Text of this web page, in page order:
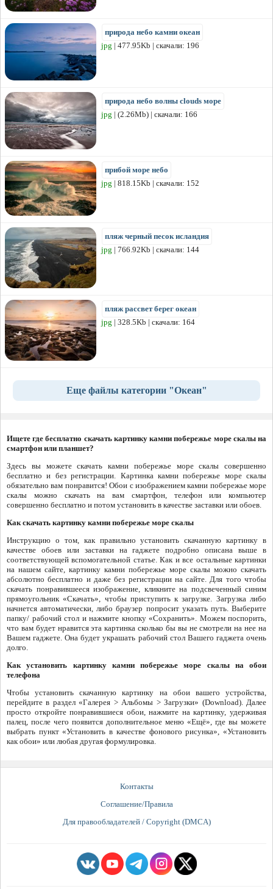
природа небо камни океан
jpg | 477.95Kb | скачали: 196
природа небо волны clouds море
jpg | (2.26Mb) | скачали: 166
прибой море небо
jpg | 818.15Kb | скачали: 152
пляж черный песок исландия
jpg | 766.92Kb | скачали: 144
пляж рассвет берег океан
jpg | 328.5Kb | скачали: 164
Еще файлы категории "Океан"
Ищете где бесплатно скачать картинку камни побережье море скалы на
смартфон или планшет?
Здесь вы можете скачать камни побережье море скалы совершенно
бесплатно и без регистрации. Картинка камни побережье море скалы
обязательно вам понравится! Обои с изображением камни побережье море
скалы можно скачать на вам смартфон, телефон или компьютер
совершенно бесплатно и потом установить в качестве заставки или обоев.
Как скачать картинку камни побережье море скалы
Инструкцию о том, как правильно установить скачанную картинку в
качестве обоев или заставки на гаджете подробно описана выше в
соответствующей вспомогательной статье. Как и все остальные картинки
на нашем сайте, картинку камни побережье море скалы можно скачать
абсолютно бесплатно и даже без регистрации на сайте. Для того чтобы
скачать понравившееся изображение, кликните на подсвеченный синим
прямоугольник «Скачать», чтобы приступить к загрузке. Загрузка либо
начнется автоматически, либо браузер попросит указать путь. Выберите
папку/ рабочий стол и нажмите кнопку «Сохранить». Можем поспорить,
что вам будет нравится эта картинка сколько бы вы не смотрели на нее на
Вашем гаджете. Она будет украшать рабочий стол Вашего гаджета очень
долго.
Как установить картинку камни побережье море скалы на обои
телефона
Чтобы установить скачанную картинку на обои вашего устройства,
перейдите в раздел «Галерея > Альбомы > Загрузки» (Download). Далее
просто откройте понравившиеся обои, нажмите на картинку, удерживая
палец, после чего появится дополнительное меню «Ещё», где вы можете
выбрать пункт «Установить в качестве фонового рисунка», «Установить
как обои» или любая другая формулировка.
Контакты
Соглашение/Правила
Для правообладателей / Copyright (DMCA)